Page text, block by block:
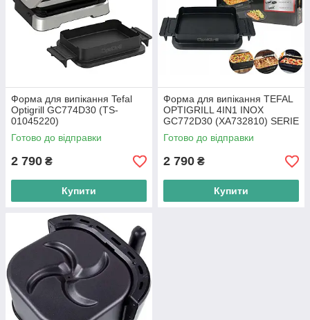
Форма для випікання Tefal
Optigrill GC774D30 (TS-
01045220)
Готово до відправки
2 790 ₴
Купити
Форма для випікання TEFAL
OPTIGRILL 4IN1 INOX
GC772D30 (XA732810) SERIE
G06-M
Готово до відправки
2 790 ₴
Купити